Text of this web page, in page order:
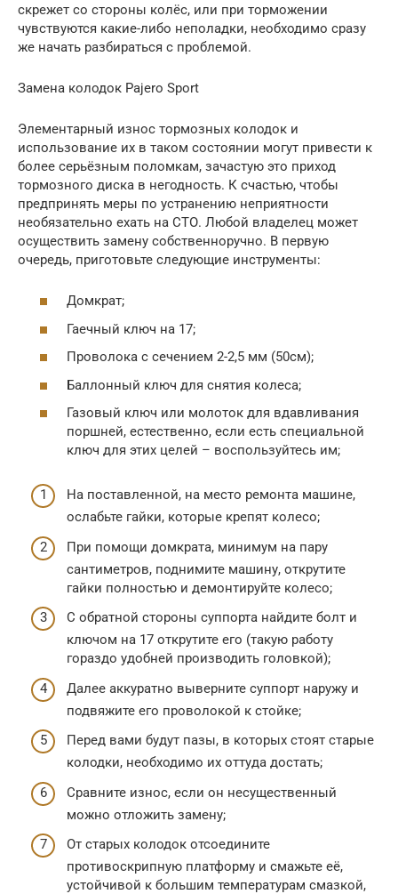
скрежет со стороны колёс, или при торможении
чувствуются какие-либо неполадки, необходимо сразу
же начать разбираться с проблемой.
Замена колодок Pajero Sport
Элементарный износ тормозных колодок и
использование их в таком состоянии могут привести к
более серьёзным поломкам, зачастую это приход
тормозного диска в негодность. К счастью, чтобы
предпринять меры по устранению неприятности
необязательно ехать на СТО. Любой владелец может
осуществить замену собственноручно. В первую
очередь, приготовьте следующие инструменты:
Домкрат;
Гаечный ключ на 17;
Проволока с сечением 2-2,5 мм (50см);
Баллонный ключ для снятия колеса;
Газовый ключ или молоток для вдавливания
поршней, естественно, если есть специальной
ключ для этих целей – воспользуйтесь им;
На поставленной, на место ремонта машине,
ослабьте гайки, которые крепят колесо;
При помощи домкрата, минимум на пару
сантиметров, поднимите машину, открутите
гайки полностью и демонтируйте колесо;
С обратной стороны суппорта найдите болт и
ключом на 17 открутите его (такую работу
гораздо удобней производить головкой);
Далее аккуратно выверните суппорт наружу и
подвяжите его проволокой к стойке;
Перед вами будут пазы, в которых стоят старые
колодки, необходимо их оттуда достать;
Сравните износ, если он несущественный
можно отложить замену;
От старых колодок отсоедините
противоскрипную платформу и смажьте её,
устойчивой к большим температурам смазкой,